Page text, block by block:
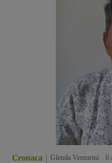
Cronaca Glenda Venturini 6